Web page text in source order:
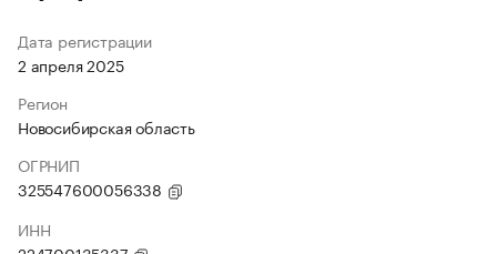
Дата регистрации
2 апреля 2025
Регион
Новосибирская область
ОГРНИП
325547600056338
ИНН